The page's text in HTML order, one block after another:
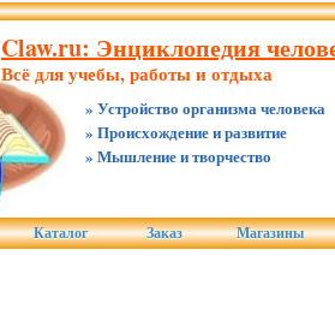
Claw.ru: Энциклопедия
Всё для учебы, работы и отдыха
» Устройство организма человека
» Происхождение и развитие
» Мышление и творчество
Каталог Заказ Магазины